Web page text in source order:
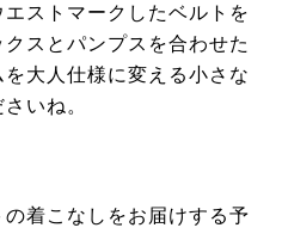
ストマークしたベルトを
スとパンプスを合わせた
大人仕様に変える小さな
いね。
着こなしをお届けする予